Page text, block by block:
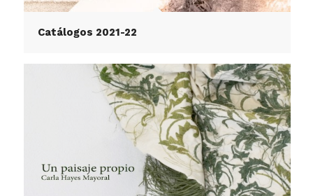
Catálogos 2021-22